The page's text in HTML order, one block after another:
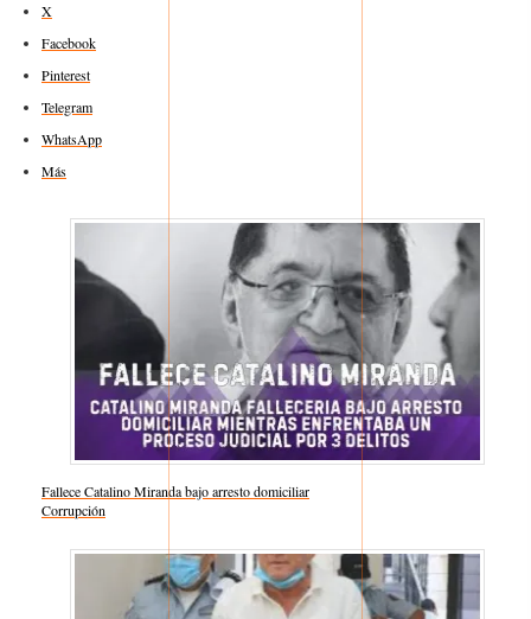
X
Facebook
Pinterest
Telegram
WhatsApp
Más
Fallece Catalino Miranda bajo arresto domiciliar
Respecto a
Corrupción